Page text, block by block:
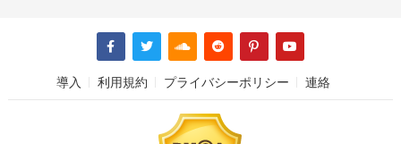
導入 利用規約 プライバシーポリシー 連絡